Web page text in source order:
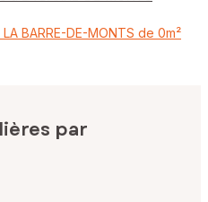
BARRE-DE-MONTS de 0m²
par